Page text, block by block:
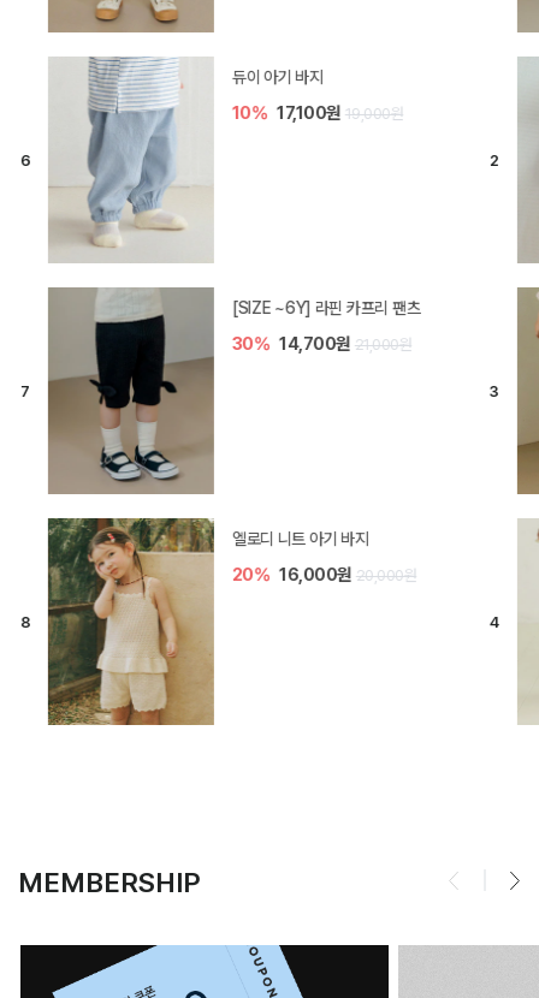
듀이 아기 바지
10% 17,100원 19,000원
[SIZE ~6Y] 라핀 카프리 팬츠
30% 14,700원 21,000원
엘로디 니트 아기 바지
20% 16,000원 20,000원
MEMBERSHIP